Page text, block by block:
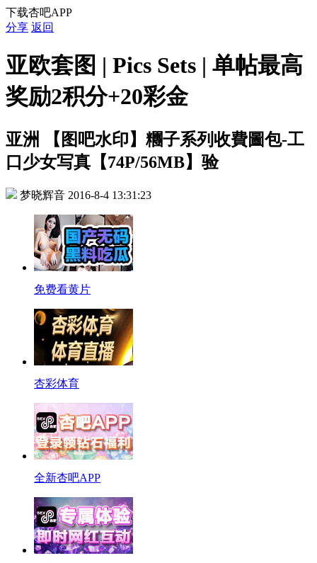
下载杏吧APP
分享 返回
亚欧套图 | Pics Sets | 单帖最高
奖励2积分+20彩金
亚洲
【图吧水印】糰子系列收費圖包-工
口少女写真【74P/56MB】验
梦晓辉音 2016-8-4 13:31:23
免费看黄片
杏彩体育
全新杏吧APP